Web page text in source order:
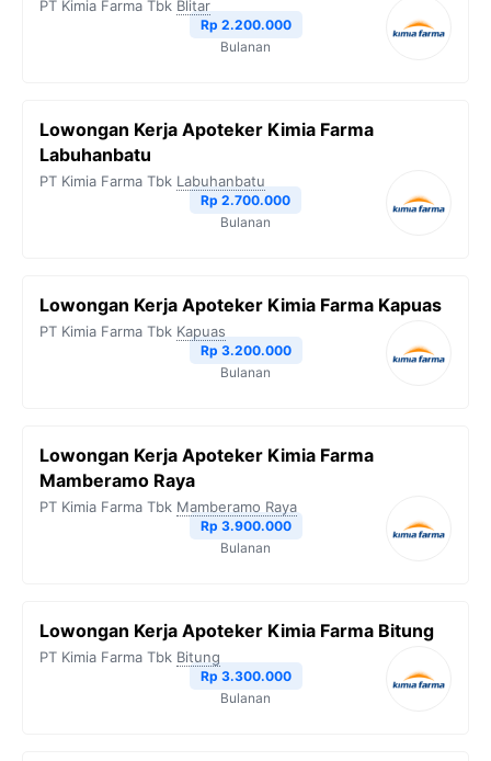
p
n
k
PT Kimia Farma Tbk Blitar
Rp 2.200.000
Bulanan
Lowongan Kerja Apoteker Kimia Farma
Labuhanbatu
PT Kimia Farma Tbk Labuhanbatu
Rp 2.700.000
Bulanan
Lowongan Kerja Apoteker Kimia Farma Kapuas
PT Kimia Farma Tbk Kapuas
Rp 3.200.000
Bulanan
Lowongan Kerja Apoteker Kimia Farma
Mamberamo Raya
PT Kimia Farma Tbk Mamberamo Raya
Rp 3.900.000
Bulanan
Lowongan Kerja Apoteker Kimia Farma Bitung
PT Kimia Farma Tbk Bitung
Rp 3.300.000
Bulanan